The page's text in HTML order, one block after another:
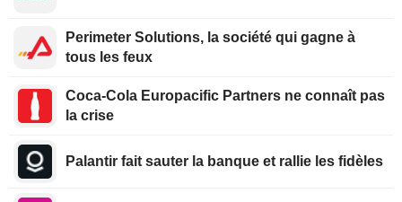
Perimeter Solutions, la société qui gagne à
tous les feux
Coca-Cola Europacific Partners ne connaît pas
la crise
Palantir fait sauter la banque et rallie les fidèles